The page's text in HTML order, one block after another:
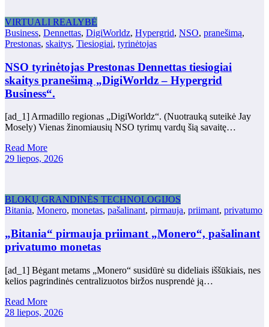
VIRTUALI REALYBĖ
Business, Dennettas, DigiWorldz, Hypergrid, NSO, pranešimą,
Prestonas, skaitys, Tiesiogiai, tyrinėtojas
NSO tyrinėtojas Prestonas Dennettas tiesiogiai
skaitys pranešimą „DigiWorldz – Hypergrid
Business“.
[ad_1] Armadillo regionas „DigiWorldz“. (Nuotrauką suteikė Jay
Mosely) Vienas žinomiausių NSO tyrimų vardų šią savaitę…
Read More
29 liepos, 2026
BLOKŲ GRANDINĖS TECHNOLOGIJOS
Bitania, Monero, monetas, pašalinant, pirmauja, priimant, privatumo
„Bitania“ pirmauja priimant „Monero“, pašalinant
privatumo monetas
[ad_1] Bėgant metams „Monero“ susidūrė su dideliais iššūkiais, nes
kelios pagrindinės centralizuotos biržos nusprendė ją…
Read More
28 liepos, 2026